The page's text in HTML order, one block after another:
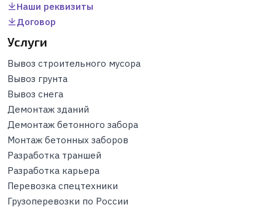
Наши реквизиты
Договор
Услуги
Вывоз строительного мусора
Вывоз грунта
Вывоз снега
Демонтаж зданий
Демонтаж бетонного забора
Монтаж бетонных заборов
Разработка траншей
Разработка карьера
Перевозка спецтехники
Грузоперевозки по России